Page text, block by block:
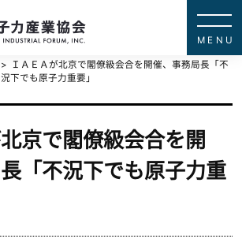
ＩＡＥＡが北京で閣僚級会合を開催、事務局長「不
況下でも原子力重要」
京で閣僚級会合を開
「不況下でも原子力重